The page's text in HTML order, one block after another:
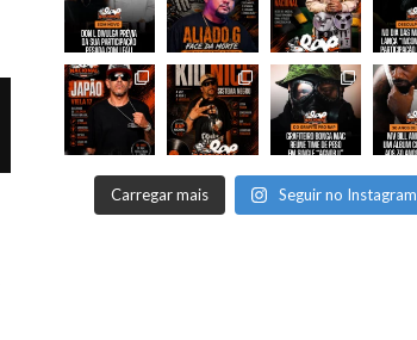
Carregar mais Seguir no Instagram